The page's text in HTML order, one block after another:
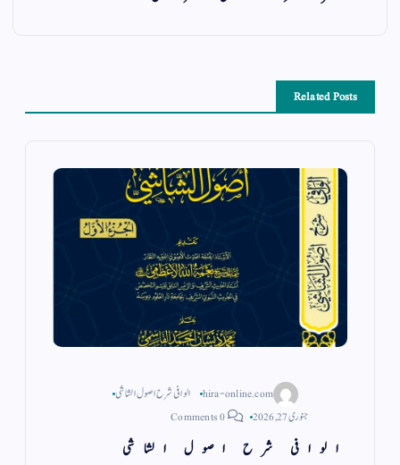
Related Posts
hira-online.com
الوافی شرح اصول الشاشی
جنوری 27, 2026
الوافی شرح اصول الشاشی